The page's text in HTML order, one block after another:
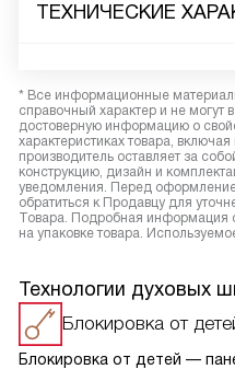
ТЕХНИЧЕСКИЕ
* Все информационные
справочный характер и не могут
достоверную информацию о
характеристиках товара,
производитель оставляет за
конструкцию, дизайн и
уведомления. Перед
обратиться к Продавцу для
Товара. Подробная информация
на упаковке товара.
Технологии духовых
Блокировка от
Блокировка от детей —